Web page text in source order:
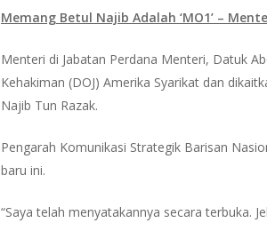
Memang Betul Najib Adalah ‘MO1’ –
Menteri di Jabatan Perdana Menteri, Datuk
Kehakiman (DOJ) Amerika Syarikat dan
Najib Tun Razak.
Pengarah Komunikasi Strategik Barisan
baru ini.
“Saya telah menyatakannya secara terbuka.